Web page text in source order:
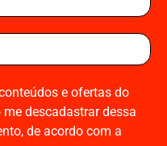
e ofertas do
descadastrar dessa
de acordo com a